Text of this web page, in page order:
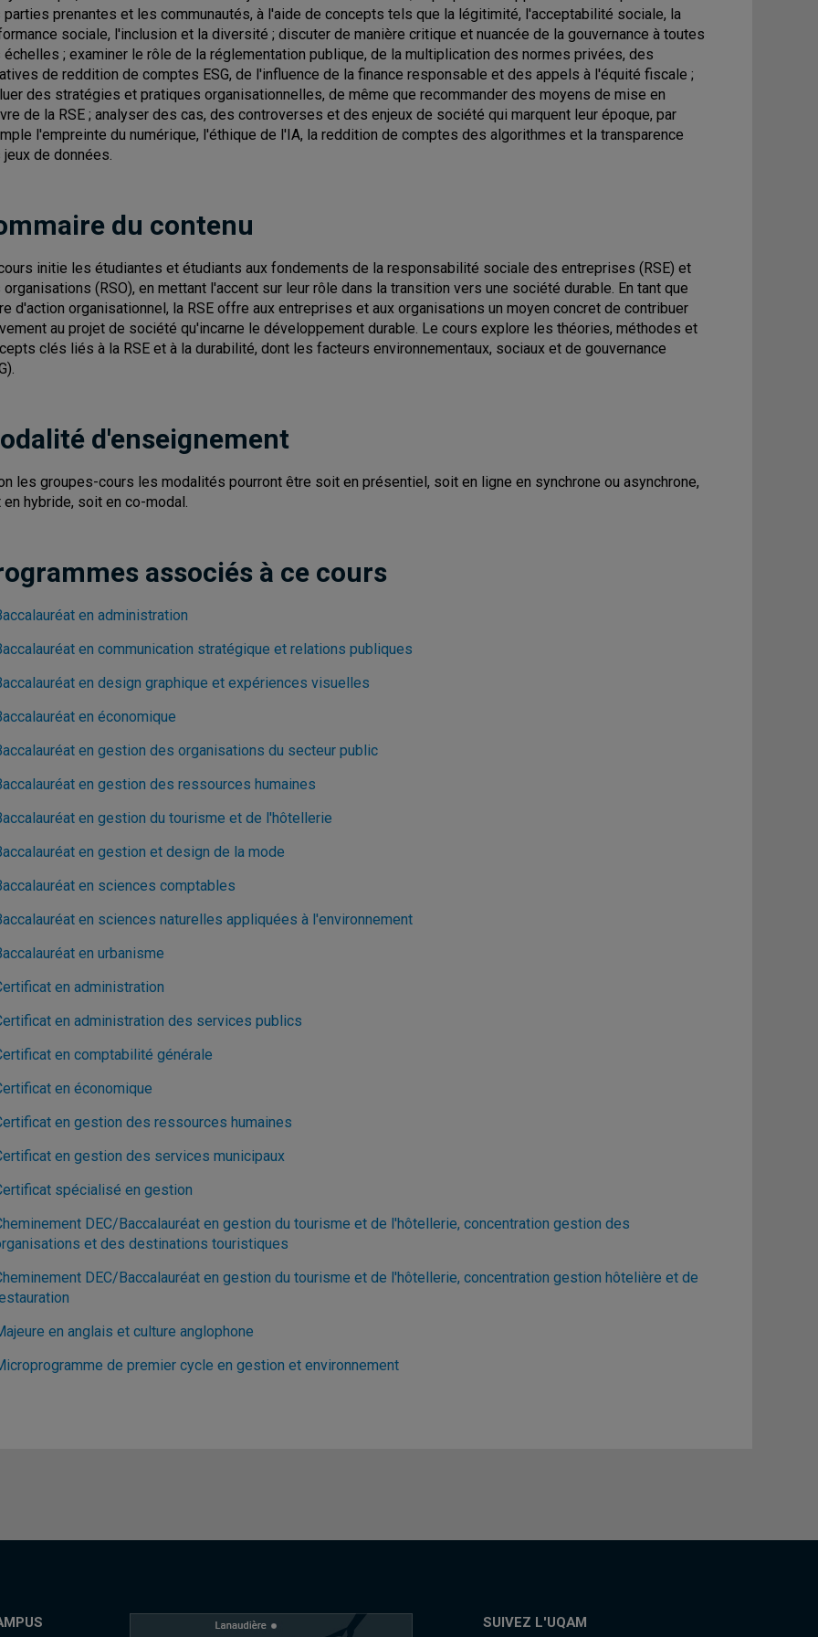
parties prenantes et les communautés, à l'aide de concepts tels que la légitimité, l'acceptabilité sociale, la
sociale, l'inclusion et la diversité ; discuter de manière critique et nuancée de la gouvernance à toutes
échelles ; examiner le rôle de la réglementation publique, de la multiplication des normes privées, des
de reddition de comptes ESG, de l'influence de la finance responsable et des appels à l'équité fiscale ;
des stratégies et pratiques organisationnelles, de même que recommander des moyens de mise en
de la RSE ; analyser des cas, des controverses et des enjeux de société qui marquent leur époque, par
l'empreinte du numérique, l'éthique de l'IA, la reddition de comptes des algorithmes et la transparence
de données.
du contenu
initie les étudiantes et étudiants aux fondements de la responsabilité sociale des entreprises (RSE) et
(RSO), en mettant l'accent sur leur rôle dans la transition vers une société durable. En tant que
d'action organisationnel, la RSE offre aux entreprises et aux organisations un moyen concret de contribuer
au projet de société qu'incarne le développement durable. Le cours explore les théories, méthodes et
clés liés à la RSE et à la durabilité, dont les facteurs environnementaux, sociaux et de gouvernance
d'enseignement
les groupes-cours les modalités pourront être soit en présentiel, soit en ligne en synchrone ou asynchrone,
en hybride, soit en co-modal.
associés à ce cours
en administration
en communication stratégique et relations publiques
en design graphique et expériences visuelles
en économique
en gestion des organisations du secteur public
en gestion des ressources humaines
en gestion du tourisme et de l'hôtellerie
en gestion et design de la mode
en sciences comptables
en sciences naturelles appliquées à l'environnement
en urbanisme
en administration
en administration des services publics
en comptabilité générale
en économique
en gestion des ressources humaines
en gestion des services municipaux
spécialisé en gestion
DEC/Baccalauréat en gestion du tourisme et de l'hôtellerie, concentration gestion des
et des destinations touristiques
DEC/Baccalauréat en gestion du tourisme et de l'hôtellerie, concentration gestion hôtelière et de
en anglais et culture anglophone
de premier cycle en gestion et environnement
SUIVEZ L'UQAM